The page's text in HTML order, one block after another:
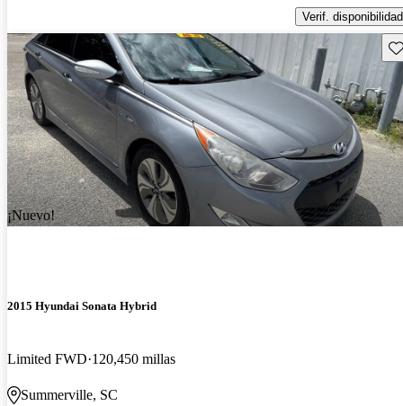
Verif. disponibilidad
¡Nuevo!
2015 Hyundai Sonata Hybrid
Limited FWD 120,450 millas
Summerville, SC